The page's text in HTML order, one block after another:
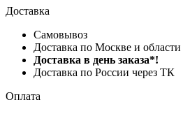
Доставка
Самовывоз
Доставка по Москве и области
Доставка в день заказа*!
Доставка по России через ТК
Оплата